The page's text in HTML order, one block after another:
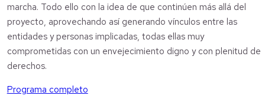
marcha. Todo ello con la idea de que continúen más allá del
proyecto, aprovechando así generando vínculos entre las
entidades y personas implicadas, todas ellas muy
comprometidas con un envejecimiento digno y con plenitud de
derechos.
Programa completo